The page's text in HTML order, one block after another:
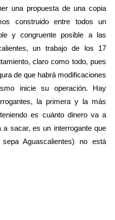
una propuesta de una copia
construido entre todos un
y congruente posible a las
un trabajo de los 17
claro como todo, pues
de que habrá modificaciones
inicie su operación. Hay
la primera y la más
es cuánto dinero va a
sacar, es un interrogante que
Aguascalientes) no está